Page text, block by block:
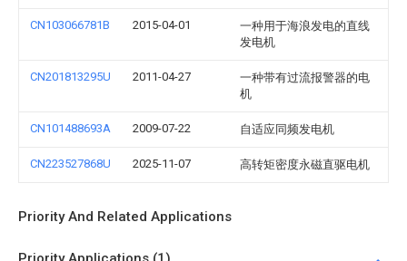
CN103066781B 2015-04-01
一种用于海浪发电的直线
发电机
CN201813295U 2011-04-27
一种带有过流报警器的电
机
CN101488693A 2009-07-22 自适应同频发电机
CN223527868U 2025-11-07 高转矩密度永磁直驱电机
Priority And Related Applications